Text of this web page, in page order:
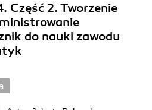
Część 2. Tworzenie
do nauki zawodu